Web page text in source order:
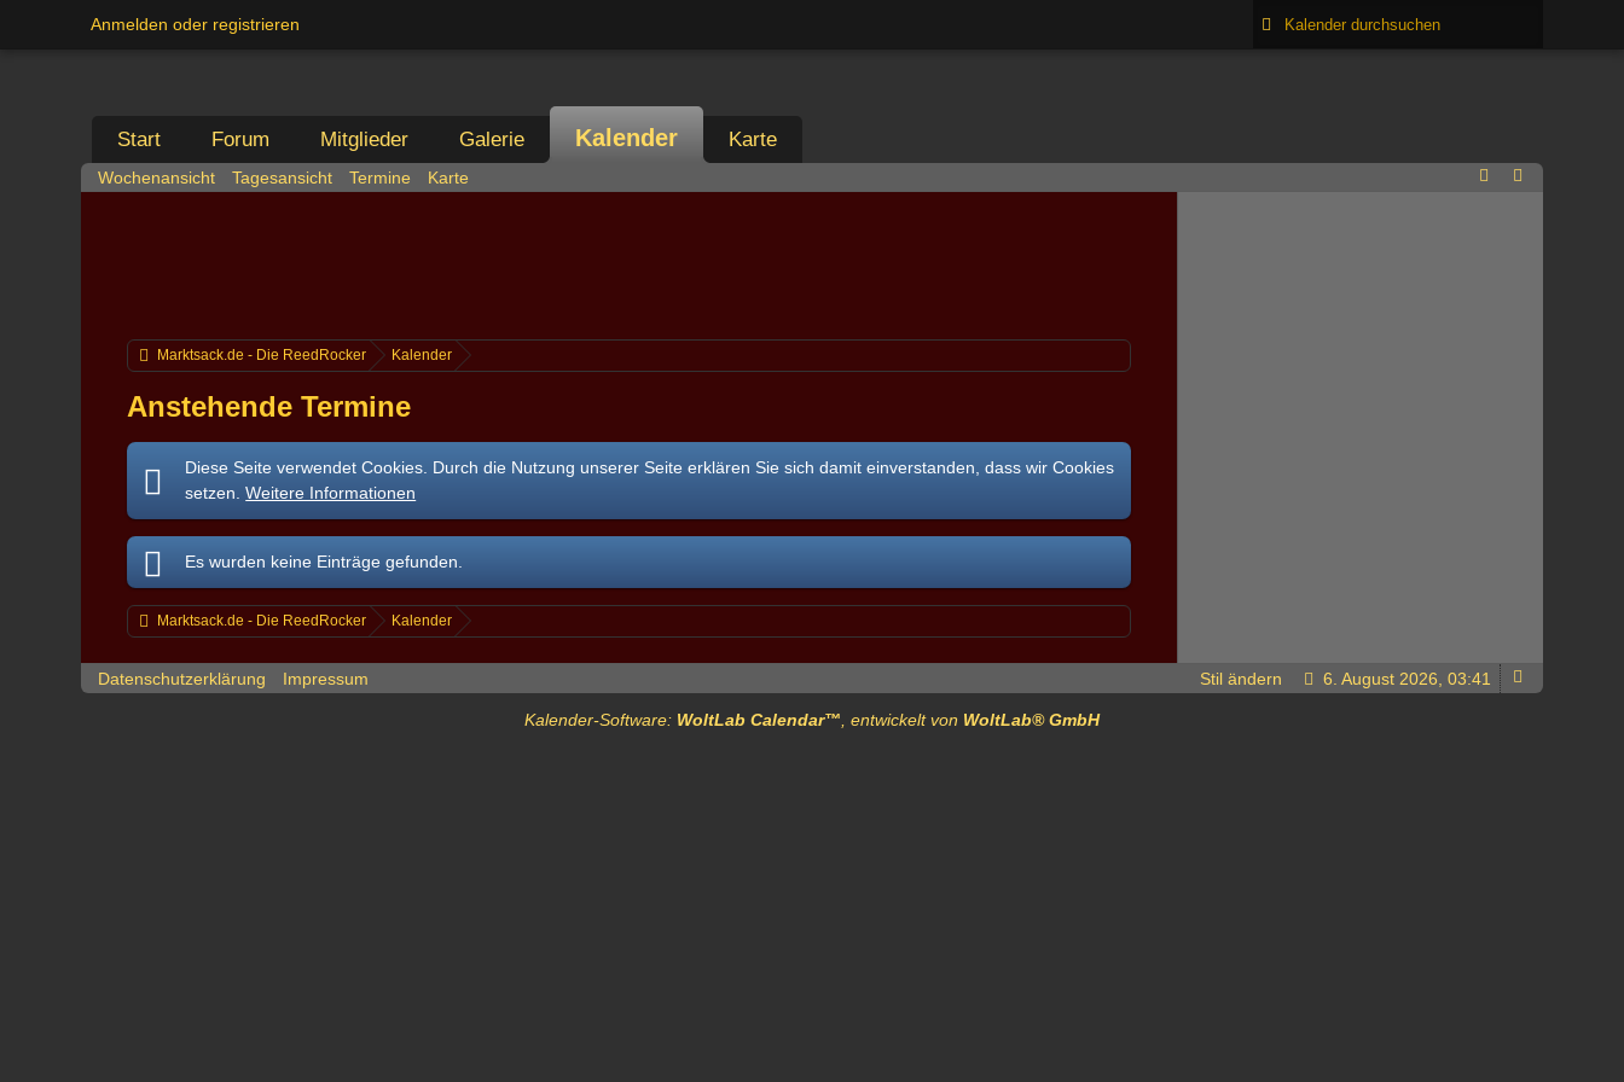
Anmelden oder registrieren
Start Forum Mitglieder Galerie Kalender Karte
Wochenansicht Tagesansicht Termine Karte
Marktsack.de - Die ReedRocker Kalender
Anstehende Termine
Diese Seite verwendet Cookies. Durch die Nutzung unserer Seite erklären Sie sich damit einverstanden, dass wir Cookies
setzen.Weitere Informationen
Es wurden keine Einträge gefunden.
Marktsack.de - Die ReedRocker Kalender
Datenschutzerklärung Impressum 6. August 2026, 03:41
Stil ändern
Kalender-Software: WoltLab Calendar™ , entwickelt von WoltLab® GmbH